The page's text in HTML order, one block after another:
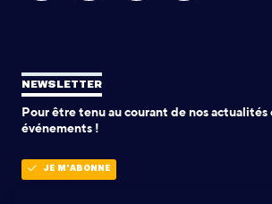
NEWSLETTER
Pour être tenu au courant de nos actualités
événements !
JE M'ABONNE